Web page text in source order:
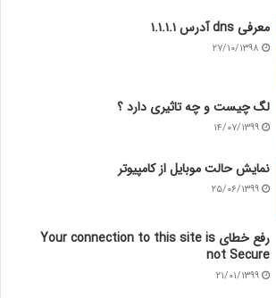
معرفی dns آدرس ۱.۱.۱.۱
۲۷/۱۰/۱۳۹۸
لگ چیست و چه تاثیری دارد ؟
۱۴/۰۷/۱۳۹۹
نمایش حالت موبایل از کامپیوتر
۲۵/۰۶/۱۳۹۹
رفع خطای Your connection to this site is
not Secure
۲۱/۰۱/۱۳۹۹